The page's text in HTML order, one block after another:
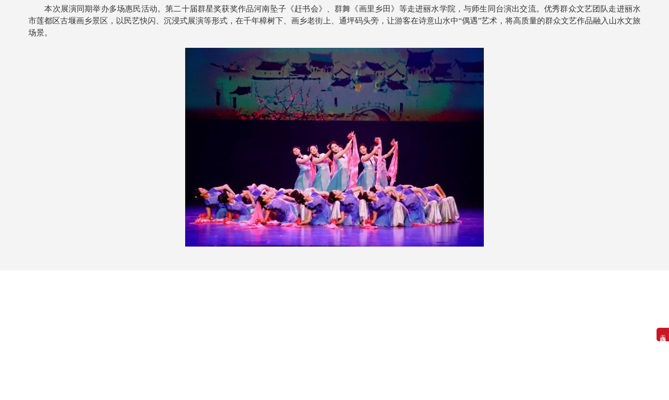
无障碍浏览
本次展演同期举办多场惠民活动。第二十届群星奖获奖作品河南坠子《赶书会》、群舞《画里乡田》等走进丽水学院，与师生同台演出交流。优秀群众文艺团队走进丽水
市莲都区古堰画乡景区，以民艺快闪、沉浸式展演等形式，在千年樟树下、画乡老街上、通坪码头旁，让游客在诗意山水中“偶遇”艺术，将高质量的群众文艺作品融入山水文旅
场景。